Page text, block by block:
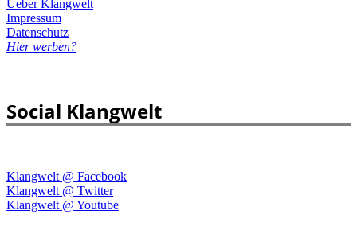
Ueber Klangwelt
Impressum
Datenschutz
Hier werben?
Social Klangwelt
Klangwelt @ Facebook
Klangwelt @ Twitter
Klangwelt @ Youtube